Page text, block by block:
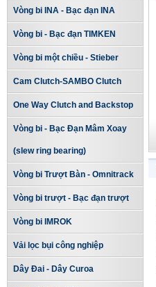
Vòng bi INA - Bạc đạn INA
Vòng bi - Bạc đạn TIMKEN
Vòng bi một chiều - Stieber
Cam Clutch-SAMBO Clutch
One Way Clutch and Backstop
Vòng bi - Bạc Đạn Mâm Xoay
(slew ring bearing)
Vòng bi Trượt Bàn - Omnitrack
Vòng bi trượt - Bạc đạn trượt
Vòng bi IMROK
Vải lọc bụi công nghiệp
Dây Đai - Dây Curoa